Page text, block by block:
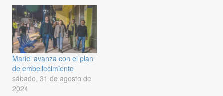
Mariel avanza con el plan
de embellecimiento
sábado, 31 de agosto de
2024